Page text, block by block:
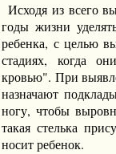
Исходя из всего
годы жизни
ребенка, с целью
стадиях, когда
кровью". При
назначают
ногу, чтобы
такая стелька
носит ребенок.